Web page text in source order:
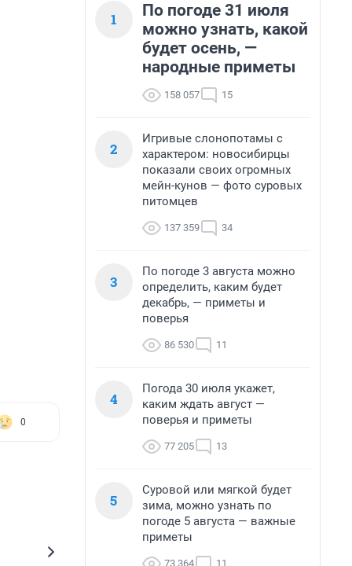
0
1
По погоде 31 июля
можно узнать, какой
будет осень, —
народные приметы
158 057 15
2
Игривые слонопотамы с
характером: новосибирцы
показали своих огромных
мейн-кунов — фото суровых
питомцев
137 359 34
3
По погоде 3 августа можно
определить, каким будет
декабрь, — приметы и
поверья
86 530 11
4
Погода 30 июля укажет,
каким ждать август —
поверья и приметы
77 205 13
5
Суровой или мягкой будет
зима, можно узнать по
погоде 5 августа — важные
приметы
73 364 11